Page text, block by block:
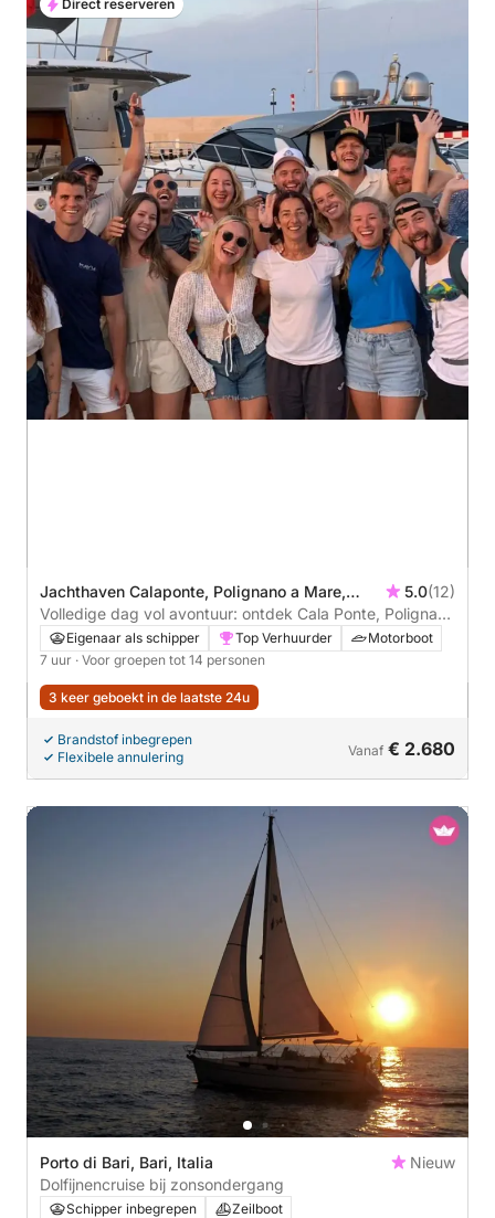
Jachthaven Calaponte, Polignano a Mare,
Italië
5.0(12)
Volledige dag vol avontuur: ontdek Cala Ponte, Polignano
a Mare en Monopoli
Eigenaar als schipper Top Verhuurder
Motorboot
7 uur · Voor groepen tot 14 personen
3 keer geboekt in de laatste 24u
Brandstof inbegrepen
Flexibele annulering
Vanaf € 2.680
Direct reserveren
Porto di Bari, Bari, Italia
Nieuw
Dolfijnencruise bij zonsondergang
Schipper inbegrepen
Zeilboot